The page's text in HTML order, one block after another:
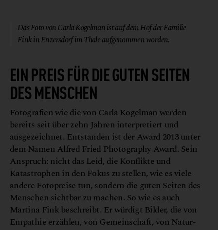
Das Foto von Carla Kogelman ist auf dem Hof der Familie
Fink in Enzersdorf im Thale aufgenommen worden.
EIN PREIS FÜR DIE GUTEN SEITEN
DES MENSCHEN
Fotografien wie die von Carla Kogelman werden
bereits seit über zehn Jahren interpretiert und
ausgezeichnet. Entstanden ist der Award 2013 unter
dem Namen Alfred Fried Photography Award. Sein
Anspruch: nicht das Leid, die Konflikte und
Katastrophen in den Fokus zu stellen, wie es viele
andere Fotopreise tun, sondern die guten Seiten des
Menschen sichtbar zu machen. So wie es auch
Martina Fink beschreibt. Er würdigt Bilder, die von
Empathie erzählen, von Gemeinschaft, von Natur-